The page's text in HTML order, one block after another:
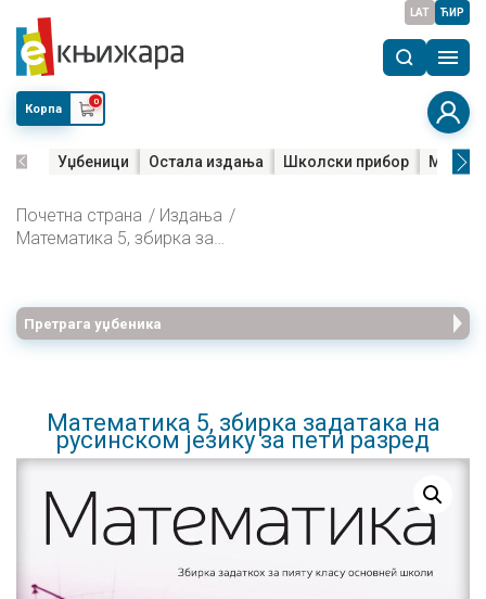
LAT ЋИР
Корпа
0
Уџбеници Остала издања Школски прибор Мала
Почетна страна
Издања
Математика 5, збирка задатака на русинском језику за пети разред
Претрага уџбеника
Математика 5, збирка задатака на
русинском језику за пети разред